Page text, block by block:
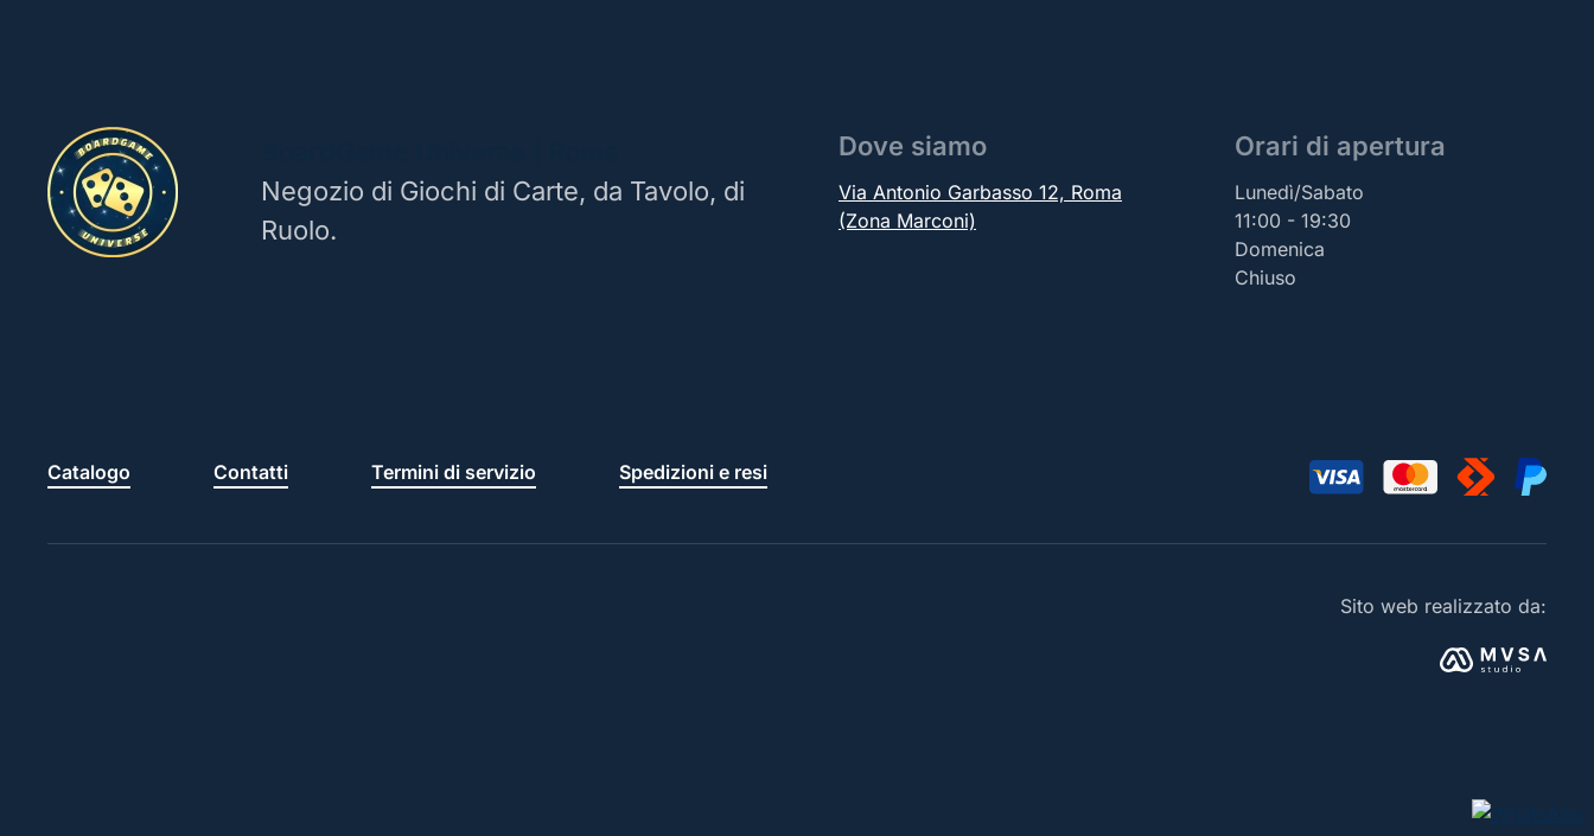
Negozio di Giochi di Carte, da Tavolo, di
Ruolo.
Dove siamo
Via Antonio Garbasso 12, Roma
(Zona Marconi)
Orari di apertura
Lunedì/Sabato
11:00 - 19:30
Domenica
Chiuso
Catalogo Contatti Termini di servizio Spedizioni e resi
Sito web realizzato da: